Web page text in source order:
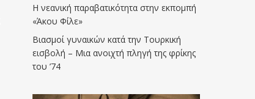
Η νεανική παραβατικότητα στην εκπομπή
«Άκου Φίλε»
Βιασμοί γυναικών κατά την Τουρκική
εισβολή – Μια ανοιχτή πληγή της φρίκης
του ’74